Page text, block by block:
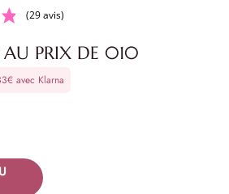
AU PRIX DE 010
€avec Klarna
(29 avis)